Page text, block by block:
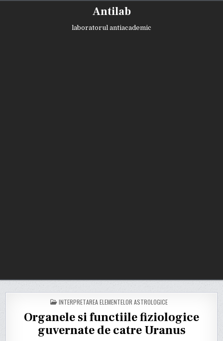
Antilab
laboratorul antiacademic
POSTED
IN
INTERPRETAREA ELEMENTELOR ASTROLOGICE
Organele si functiile fiziologice
guvernate de catre Uranus